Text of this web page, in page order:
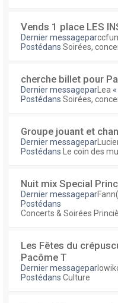
Vends 1 place LES
Dernier messagepar
Postédans Soirées,
cherche billet pour
Dernier messagepar Lea «
Postédans Soirées,
Groupe jouant et
Dernier messagepar
Postédans
Le coin des
Nuit mix Special
Dernier messagepar
Postédans
Concerts & Soirées
Les Fêtes du
Pacôme T
Dernier messagepar
Postédans Culture